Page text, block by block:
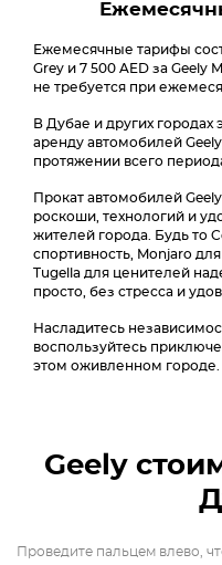
Ежемесячные тарифы
Grey и 7 500 AED за Geely
не требуется при
В Дубае и других городах
аренду автомобилей
протяжении всего
Прокат автомобилей
роскоши, технологий и
жителей города. Будь то
спортивность, Monjaro
Tugella для ценителей
просто, без стресса и
Насладитесь
воспользуйтесь
этом оживленном городе.
Geely
Проведите пальцем влево,